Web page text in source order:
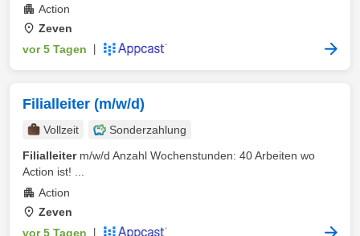
Action
Zeven
vor 5 Tagen
Filialleiter (m/w/d)
Vollzeit
Sonderzahlung
Filialleiterm/w/d Anzahl Wochenstunden: 40 Arbeiten wo
Action ist! ...
Action
Zeven
vor 5 Tagen